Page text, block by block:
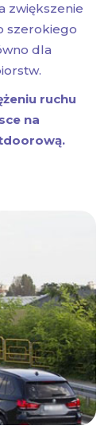
zwiększenie
szerokiego
dla
ruchu
na